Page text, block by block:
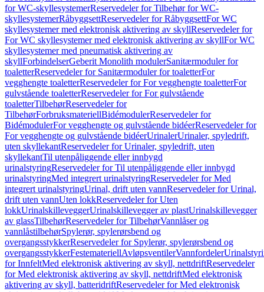
for WC-skyllesystemerReservedeler for Tilbehør for WC-
skyllesystemerRåbyggsettReservedeler for RåbyggsettFor WC
skyllesystemer med elektronisk aktivering av skyllReservedeler for
For WC skyllesystemer med elektronisk aktivering av skyllFor WC
skyllesystemer med pneumatisk aktivering av
skyllForbindelserGeberit Monolith modulerSanitærmoduler for
toaletterReservedeler for Sanitærmoduler for toaletterFor
vegghengte toaletterReservedeler for For vegghengte toaletterFor
gulvstående toaletterReservedeler for For gulvstående
toaletterTilbehørReservedeler for
TilbehørForbruksmateriellBidémodulerReservedeler for
BidémodulerFor vegghengte og gulvstående bidéerReservedeler for
For vegghengte og gulvstående bidéerUrinalerUrinaler, spyledrift,
uten skyllekantReservedeler for Urinaler, spyledrift, uten
skyllekantTil utenpåliggende eller innbygd
urinalstyringReservedeler for Til utenpåliggende eller innbygd
urinalstyringMed integrert urinalstyringReservedeler for Med
integrert urinalstyringUrinal, drift uten vannReservedeler for Urinal,
drift uten vannUten lokkReservedeler for Uten
lokkUrinalskilleveggerUrinalskillevegger av plastUrinalskillevegger
av glassTilbehørReservedeler for TilbehørVannlåser og
vannlåstilbehørSpylerør, spylerørsbend og
overgangsstykkerReservedeler for Spylerør, spylerørsbend og
overgangsstykkerFestemateriellAvløpsventilerVannfordeler
for InnfeltMed elektronisk aktivering av skyll, nettdriftReservedeler
for Med elektronisk aktivering av skyll, nettdriftMed elektronisk
aktivering av skyll, batteridriftReservedeler for Med elektronisk